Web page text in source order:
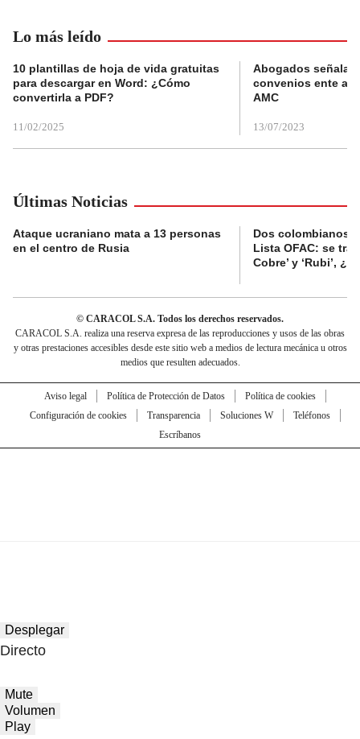
Lo más leído
10 plantillas de hoja de vida gratuitas
para descargar en Word: ¿Cómo
convertirla a PDF?
11/02/2025
Abogados
convenios ente
AMC
13/07/2023
Últimas Noticias
Ataque ucraniano mata a 13 personas
en el centro de Rusia
Dos colombianos
Lista OFAC: se
Cobre’ y ‘Rubi’,
© CARACOL S.A. Todos los derechos reservados.
CARACOL S.A. realiza una reserva expresa de las reproducciones y usos de las obras
y otras prestaciones accesibles desde este sitio web a medios de lectura mecánica u otros
medios que resulten adecuados.
Aviso legal Política de Protección de Datos
Política de cookies
Configuración de cookies
Transparencia Soluciones W
Teléfonos
Escríbanos
Desplegar
Directo
Mute
Volumen
Play